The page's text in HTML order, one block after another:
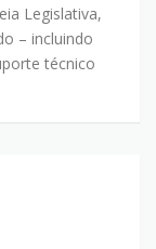
Legislativa,
– incluindo
técnico